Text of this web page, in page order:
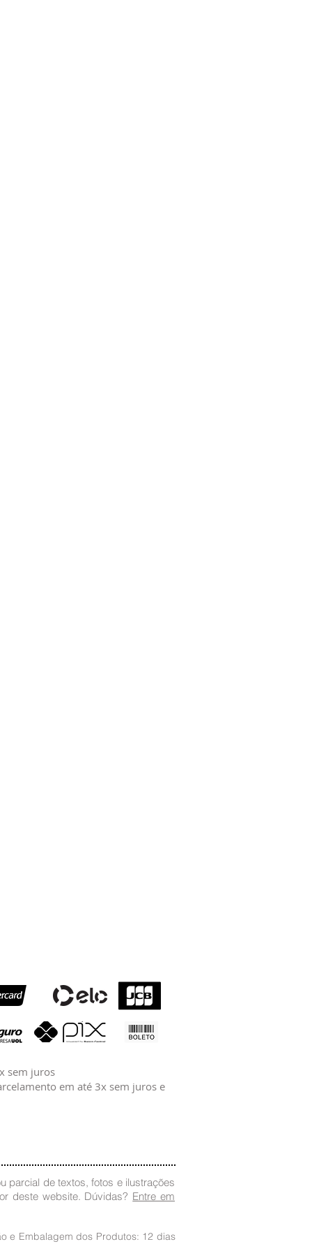
sem juros
em até 3x sem juros e
parcial de textos, fotos e ilustrações
deste website. Dúvidas? Entre em
e Embalagem dos Produtos: 12 dias